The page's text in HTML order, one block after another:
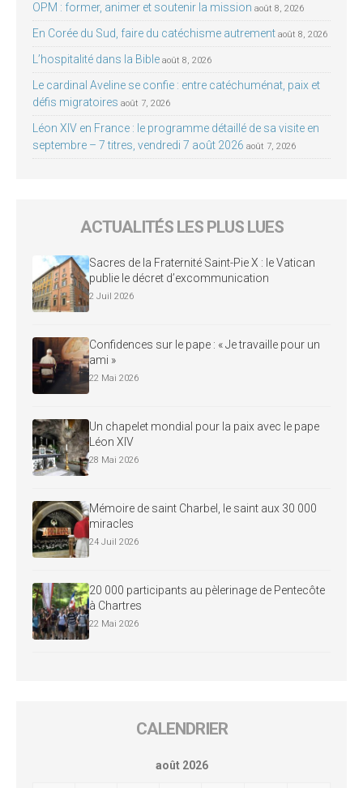
OPM : former, animer et soutenir la mission août 8, 2026
En Corée du Sud, faire du catéchisme autrement août 8, 2026
L’hospitalité dans la Bible août 8, 2026
Le cardinal Aveline se confie : entre catéchuménat, paix et
défis migratoires août 7, 2026
Léon XIV en France : le programme détaillé de sa visite en
septembre – 7 titres, vendredi 7 août 2026 août 7, 2026
ACTUALITÉS LES PLUS LUES
Sacres de la Fraternité Saint-Pie X : le Vatican
publie le décret d’excommunication
2 Juil 2026
Confidences sur le pape : « Je travaille pour un
ami »
22 Mai 2026
Un chapelet mondial pour la paix avec le pape
Léon XIV
28 Mai 2026
Mémoire de saint Charbel, le saint aux 30 000
miracles
24 Juil 2026
20 000 participants au pèlerinage de Pentecôte
à Chartres
22 Mai 2026
CALENDRIER
août 2026